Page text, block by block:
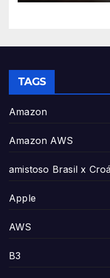
TAGS
Amazon
Amazon AWS
amistoso Brasil x
Apple
AWS
B3